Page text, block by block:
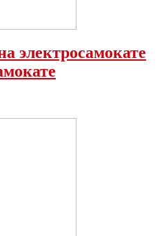
электросамокате